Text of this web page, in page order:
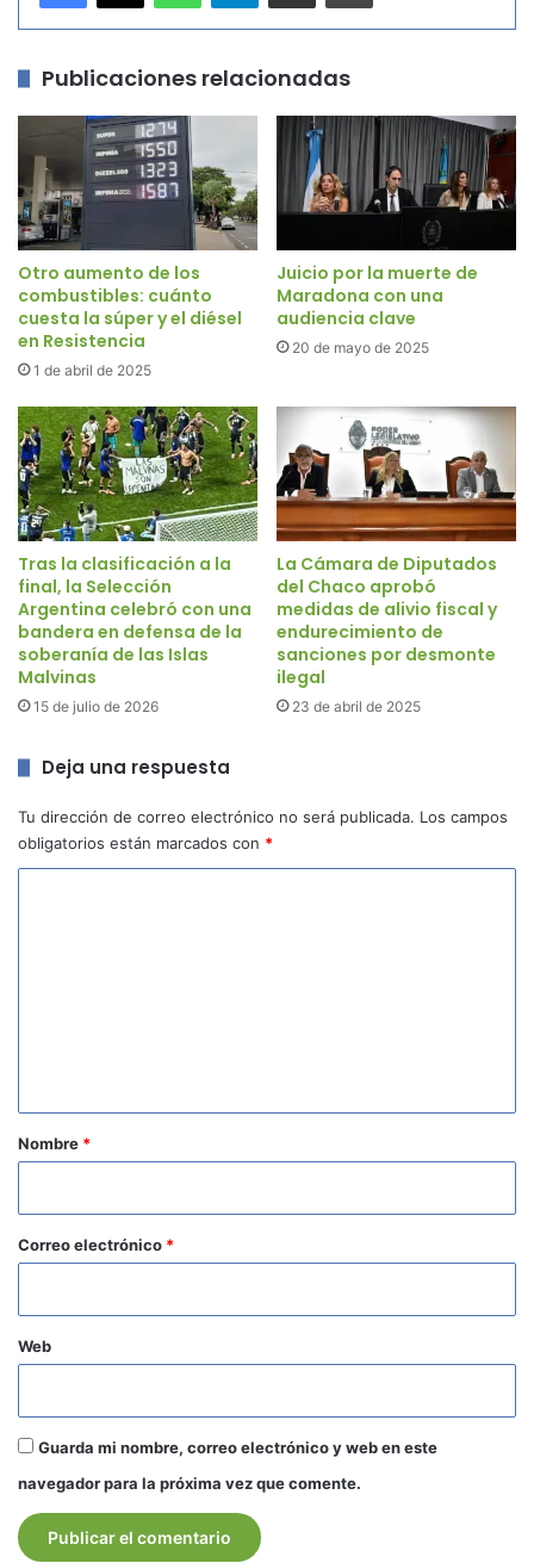
Publicaciones relacionadas
Otro aumento de los
combustibles: cuánto
cuesta la súper y el diésel
en Resistencia
1 de abril de 2025
Juicio por la muerte de
Maradona con una
audiencia clave
20 de mayo de 2025
Tras la clasificación a la
final, la Selección
Argentina celebró con una
bandera en defensa de la
soberanía de las Islas
Malvinas
15 de julio de 2026
La Cámara de Diputados
del Chaco aprobó
medidas de alivio fiscal y
endurecimiento de
sanciones por desmonte
ilegal
23 de abril de 2025
Deja una respuesta
Tu dirección de correo electrónico no será publicada. Los campos
obligatorios están marcados con *
r
o
*
Nombre *
Correo electrónico *
Web
Guarda mi nombre, correo electrónico y web en este
navegador para la próxima vez que comente.